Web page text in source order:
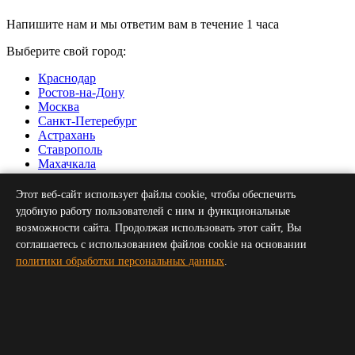
Напишите нам и мы ответим вам в течение 1 часа
Выберите свой город:
Краснодар
Ростов-на-Дону
Москва
Санкт-Петеребург
Астрахань
Ставрополь
Махачкала
Нальчик
Грозный
Севастополь
Симферополь
Волгоград
Пятигорск
Сочи
Этот веб-сайт использует файлы cookie, чтобы обеспечить
удобную работу пользователей с ним и функциональные
возможности сайта. Продолжая использовать этот сайт, Вы
соглашаетесь с использованием файлов cookie на основании
политики обработки персональных данных.